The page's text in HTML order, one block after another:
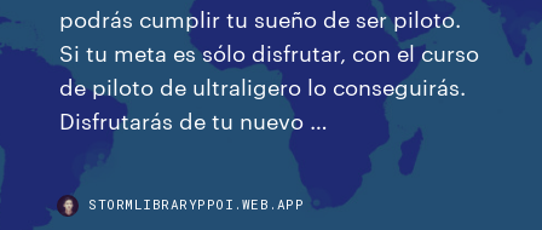
podrás cumplir tu sueño de ser piloto.
Si tu meta es sólo disfrutar, con el curso
de piloto de ultraligero lo conseguirás.
Disfrutarás de tu nuevo …
STORMLIBRARYPPOI.WEB.APP